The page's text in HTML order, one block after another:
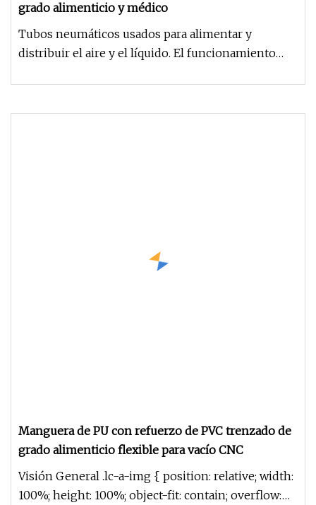
grado alimenticio y médico
Tubos neumáticos usados para alimentar y
distribuir el aire y el líquido. El funcionamiento
Manguera de PU con refuerzo de PVC trenzado de
grado alimenticio flexible para vacío CNC
Visión General .lc-a-img { position: relative; width:
100%; height: 100%; object-fit: contain; overflow: